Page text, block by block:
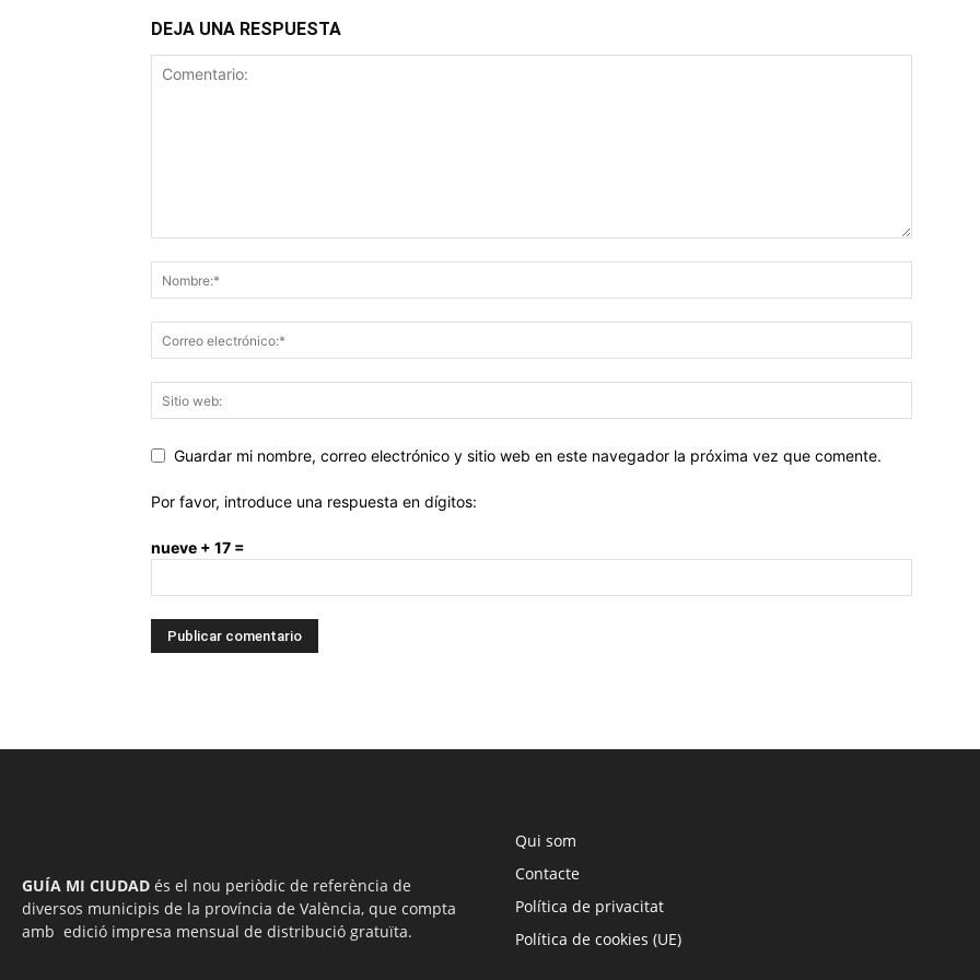
DEJA UNA RESPUESTA
Guardar mi nombre, correo electrónico y sitio web en este navegador la próxima vez que comente.
Por favor, introduce una respuesta en dígitos:
nueve + 17 =
GUÍA MI CIUDAD és el nou periòdic de referència de
diversos municipis de la província de València, que compta
amb edició impresa mensual de distribució gratuïta.
Qui som
Contacte
Política de privacitat
Política de cookies (UE)